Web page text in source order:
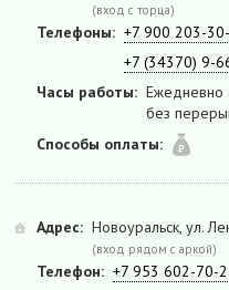
(вход с торца)
Телефоны: +7 900 203-
+7 (34370) 9-
Часы работы: Ежедневно
без
Способы оплаты:
Адрес: Новоуральск, ул.
(вход рядом с аркой)
Телефон: +7 953 602-70-